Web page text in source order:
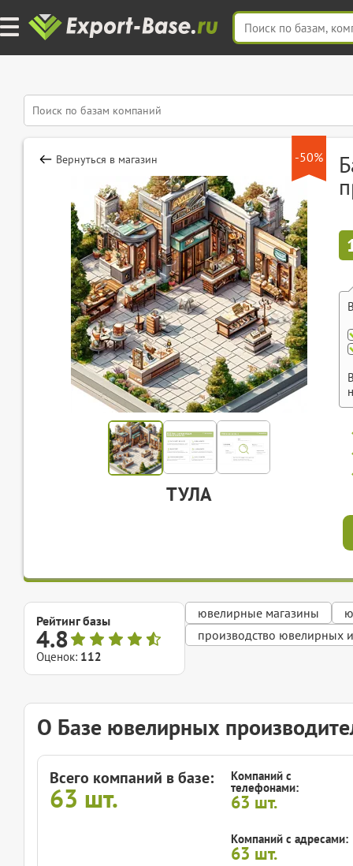
-50%
Вернуться в магазин
ТУЛА
Рейтинг базы
4.8
Оценок: 112
ювелирные магазины
производство ювелирных
О Базе ювелирных
Всего компаний в базе:
63 шт.
Компаний с
телефонами:
63 шт.
Компаний с адресами:
63 шт.